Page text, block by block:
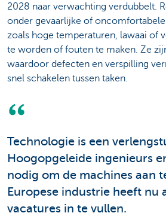
2028 naar verwachting verdubbelt.
onder gevaarlijke of oncomfortabele
zoals hoge temperaturen, lawaai of
te worden of fouten te maken. Ze
waardoor defecten en verspilling
snel schakelen tussen taken.
Technologie is een
Hoogopgeleide ingenieurs
nodig om de machines aan
Europese industrie heeft nu
vacatures in te vullen.